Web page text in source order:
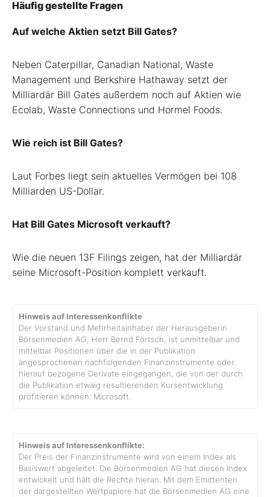
Häufig gestellte Fragen
Auf welche Aktien setzt Bill Gates?
Neben Caterpillar, Canadian National, Waste
Management und Berkshire Hathaway setzt der
Milliardär Bill Gates außerdem noch auf Aktien wie
Ecolab, Waste Connections und Hormel Foods.
Wie reich ist Bill Gates?
Laut Forbes liegt sein aktuelles Vermögen bei 108
Milliarden US-Dollar.
Hat Bill Gates Microsoft verkauft?
Wie die neuen 13F Filings zeigen, hat der Milliardär
seine Microsoft-Position komplett verkauft.
Hinweis auf Interessenkonflikte
Der Vorstand und Mehrheitsinhaber der Herausgeberin
Börsenmedien AG, Herr Bernd Förtsch, ist unmittelbar und
mittelbar Positionen über die in der Publikation
angesprochenen nachfolgenden Finanzinstrumente oder
hierauf bezogene Derivate eingegangen, die von der durch
die Publikation etwaig resultierenden Kursentwicklung
profitieren können: Microsoft.
Hinweis auf Interessenkonflikte:
Der Preis der Finanzinstrumente wird von einem Index als
Basiswert abgeleitet. Die Börsenmedien AG hat diesen Index
entwickelt und hält die Rechte hieran. Mit dem Emittenten
der dargestellten Wertpapiere hat die Börsenmedien AG eine